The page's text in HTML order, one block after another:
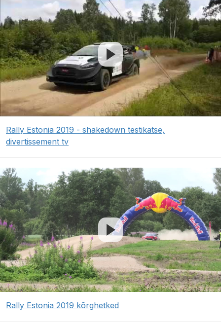
Rally Estonia 2019 - shakedown testikatse,
divertissement tv
Rally Estonia 2019 kõrghetked